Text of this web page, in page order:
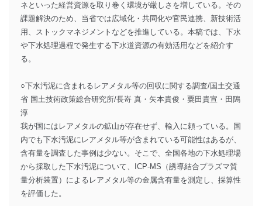
ネといった経営資源を取り巻く環境が厳しさを増している。その
課題解決のため、当省では広域化・共同化や官民連携、新技術活
用、ストックマネジメントなどを推進している。本稿では、下水
や下水処理過程で発生する下水道資源の有効活用などを紹介す
る。
○下水汚泥に含まれるレアメタル等の回収に関する調査/国土交通
省 国土技術政策総合研究所/長嵜 真・矢本貴俊・粟田貴宣・田隝
淳
我が国にはレアメタルの鉱山が存在せず、輸入に頼っている。国
内でも下水汚泥にレアメタル等が含まれている可能性はあるが、
含有量を調査した事例は少ない。そこで、全国各地の下水処理場
から採取した下水汚泥について、ICP-MS（誘導結合プラズマ質
量分析装置）によるレアメタル等の金属含有量を測定し、採算性
を評価した。